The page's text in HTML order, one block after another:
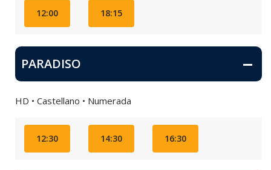
12:00 18:15
PARADISO
HD • Castellano • Numerada
12:30 14:30 16:30